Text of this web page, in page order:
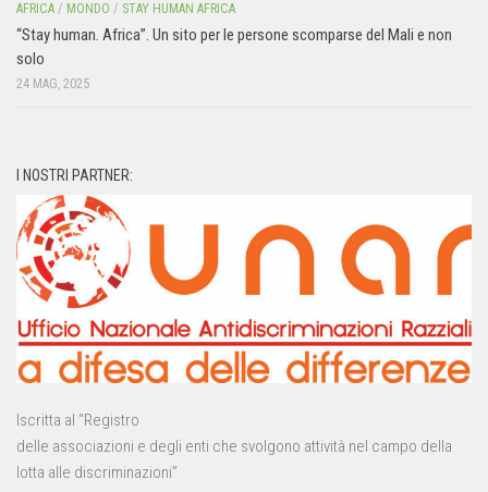
AFRICA / MONDO / STAY HUMAN AFRICA
“Stay human. Africa”. Un sito per le persone scomparse del Mali e non
solo
24 MAG, 2025
I NOSTRI PARTNER:
Iscritta al “Registro
delle associazioni e degli enti che svolgono attività nel campo della
lotta alle discriminazioni”